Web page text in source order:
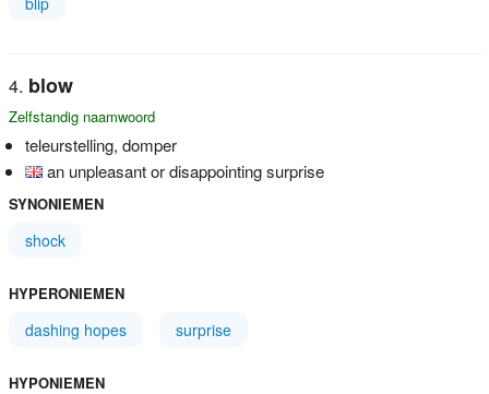
blow
Zelfstandig naamwoord
teleurstelling, domper
an unpleasant or disappointing surprise
SYNONIEMEN
shock
HYPERONIEMEN
dashing hopes surprise
HYPONIEMEN